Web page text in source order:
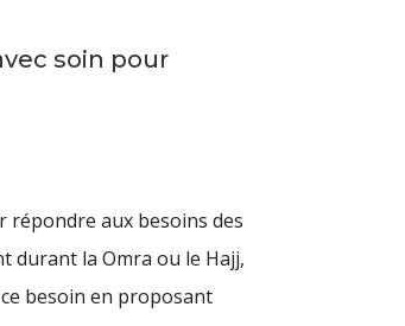
soin pour
répondre aux besoins des
durant la Omra ou le Hajj,
besoin en proposant